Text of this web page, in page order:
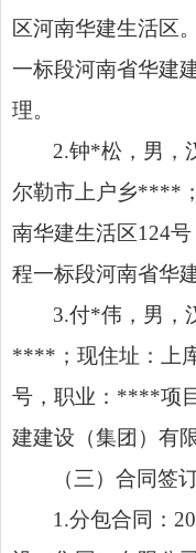
区河南华建生活区
一标段河南省华建
理。
2.钟*松，男，
尔勒市上户乡****
南华建生活区124
程一标段河南省华
3.付*伟，男，
****；现住址：上
号，职业：****项
建建设（集团）有
（三）合同签
1.分包合同：